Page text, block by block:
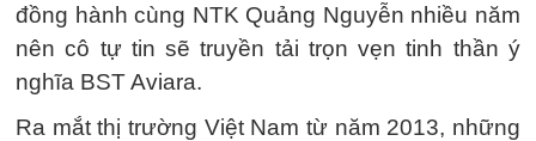
đồng hành cùng NTK Quảng Nguyễn nhiều năm
nên cô tự tin sẽ truyền tải trọn vẹn tinh thần ý
nghĩa BST Aviara.
Ra mắt thị trường Việt Nam từ năm 2013, những